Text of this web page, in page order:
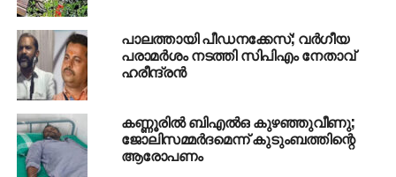
പാലത്തായി പീഡനക്കേസ്; വര്‍ഗീയ
പരാമര്‍ശം നടത്തി സിപിഎം നേതാവ്
ഹരീന്ദ്രന്‍
കണ്ണൂരില്‍ ബിഎല്‍ഒ കുഴഞ്ഞുവീണു;
ജോലിസമ്മര്‍ദമെന്ന് കുടുംബത്തിന്റെ
ആരോപണം